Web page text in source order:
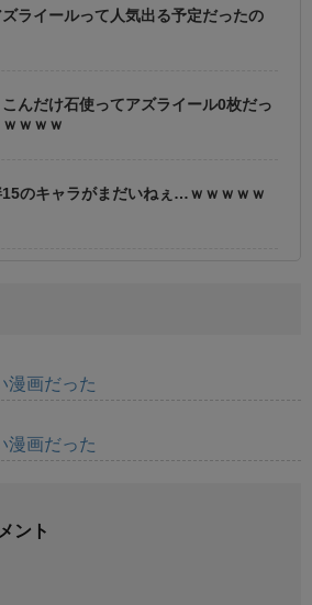
ズライールって人気出る予定だったの
こんだけ石使ってアズライール0枚だっ
ｗｗｗ
15のキャラがまだいねぇ…ｗｗｗｗｗ
漫画だった
漫画だった
ント